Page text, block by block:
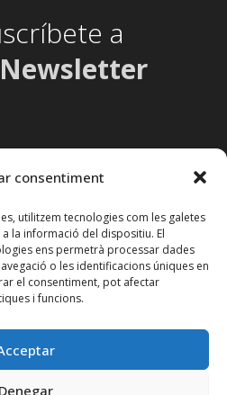
consentiment
utilitzem tecnologies com les galetes
la informació del dispositiu. El
ens permetrà processar dades
o les identificacions úniques en
el consentiment, pot afectar
i funcions.
Denegar
a
Newsletter